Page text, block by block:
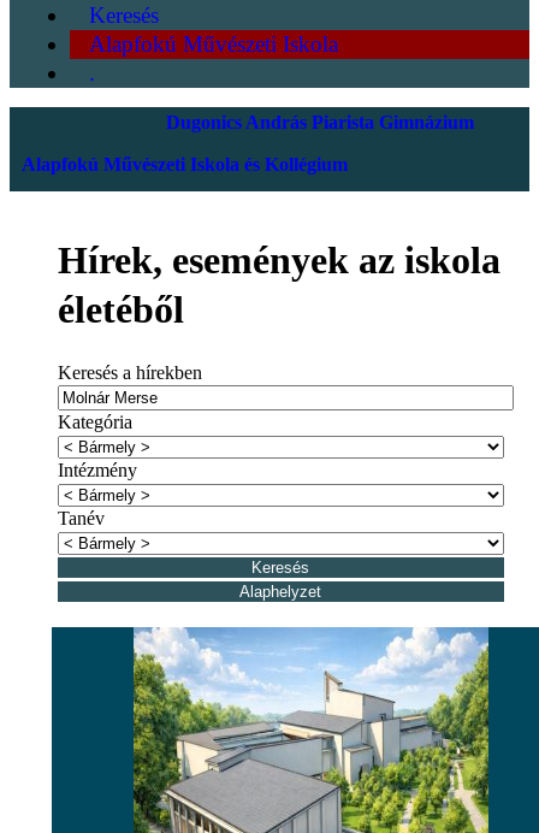
Keresés
Alapfokú Művészeti Iskola
.
Dugonics András Piarista Gimnázium
Alapfokú Művészeti Iskola és Kollégium
Hírek, események az iskola
életéből
Keresés a hírekben
Kategória
Intézmény
Tanév